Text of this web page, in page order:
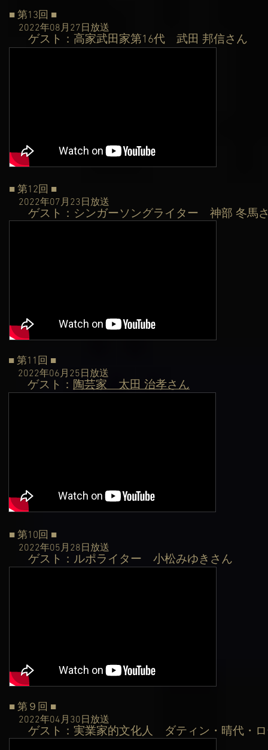
■ 第13回 ■
2022年08月27日 放送
ゲスト：高家武田家第16代 武田 邦信さん
■ 第12回 ■
2022年07月23日 放送
ゲスト：シンガーソングライター 神部 冬馬
■ 第11回 ■
2022年06月25日 放送
ゲスト： 陶芸家 太田 治孝さん
■ 第10回 ■
2022年05月28日 放送
ゲスト：ルポライター 小松みゆきさん
■ 第９回 ■
2022年04月30日 放送
ゲスト：実業家的文化人 ダティン・晴代・